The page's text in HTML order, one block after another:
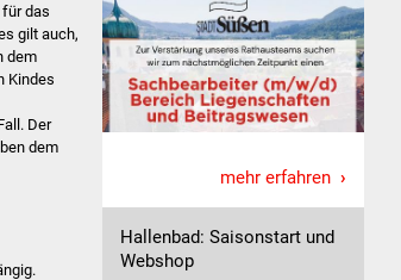
das
gilt auch,
dem
Kindes
Der
dem
mehr erfahren
Hallenbad: Saisonstart und
Webshop